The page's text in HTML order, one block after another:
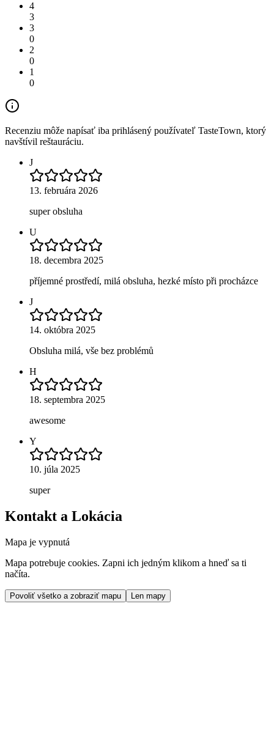
4
3
3
0
2
0
1
0
Recenziu môže napísať iba prihlásený používateľ TasteTown, ktorý
navštívil reštauráciu.
J
13. februára 2026
super obsluha
U
18. decembra 2025
příjemné prostředí, milá obsluha, hezké místo při procházce
J
14. októbra 2025
Obsluha milá, vše bez problémů
H
18. septembra 2025
awesome
Y
10. júla 2025
super
Kontakt a Lokácia
Mapa je vypnutá
Mapa potrebuje cookies. Zapni ich jedným klikom a hneď sa ti
načíta.
Povoliť všetko a zobraziť mapu Len mapy